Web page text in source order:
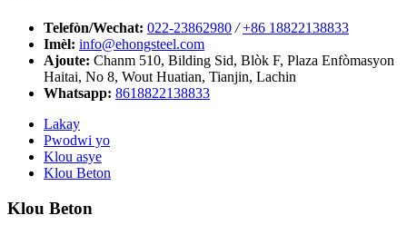
Telefòn/Wechat: 022-23862980 / +86 18822138833
Imèl: info@ehongsteel.com
Ajoute: Chanm 510, Bilding Sid, Blòk F, Plaza Enfòmasyon
Haitai, No 8, Wout Huatian, Tianjin, Lachin
Whatsapp: 8618822138833
Lakay
Pwodwi yo
Klou asye
Klou Beton
Klou Beton